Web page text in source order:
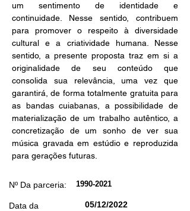
um sentimento de identidade e
continuidade. Nesse sentido, contribuem
para promover o respeito à diversidade
cultural e a criatividade humana. Nesse
sentido, a presente proposta traz em si a
originalidade de seu conteúdo que
consolida sua relevância, uma vez que
garantirá, de forma totalmente gratuita para
as bandas cuiabanas, a possibilidade de
materialização de um trabalho autêntico, a
concretização de um sonho de ver sua
música gravada em estúdio e reproduzida
para gerações futuras.
Nº Da parceria: 1990-2021
Data da
05/12/2022